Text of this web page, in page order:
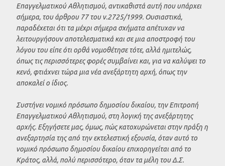
Επαγγελματικού Αθλητισμού, αντικαθιστά αυτή που υπάρχει
σήμερα, του άρθρου 77 του ν.2725/1999. Ουσιαστικά,
παραδέχεται ότι τα μέχρι σήμερα σχήματα απέτυχαν να
λειτουργήσουν αποτελεσματικά και σε μια αποστροφή του
λόγου του είπε ότι ορθά νομοθέτησε τότε, αλλά ημιτελώς,
όπως τις περισσότερες φορές συμβαίνει και, για να καλύψει το
κενό, φτιάχνει τώρα μια νέα ανεξάρτητη αρχή, όπως την
αποκαλεί ο ίδιος.
Συστήνει νομικό πρόσωπο δημοσίου δικαίου, την Επιτροπή
Επαγγελματικού Αθλητισμού, στη λογική της ανεξάρτητης
αρχής. Εξηγήσετε μας, όμως, πώς κατοχυρώνεται στην πράξη η
ανεξαρτησία της από την εκτελεστική εξουσία, όταν αυτό το
νομικό πρόσωπο δημοσίου δικαίου επιχορηγείται από το
Κράτος, αλλά, πολύ περισσότερο, όταν τα μέλη του Δ.Σ.